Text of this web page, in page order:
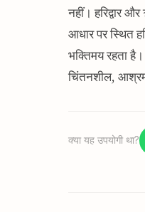
नहीं। हरिद्वार
आधार पर स्थित
भक्तिमय रहता
चिंतनशील,
क्या यह उपयोगी था?